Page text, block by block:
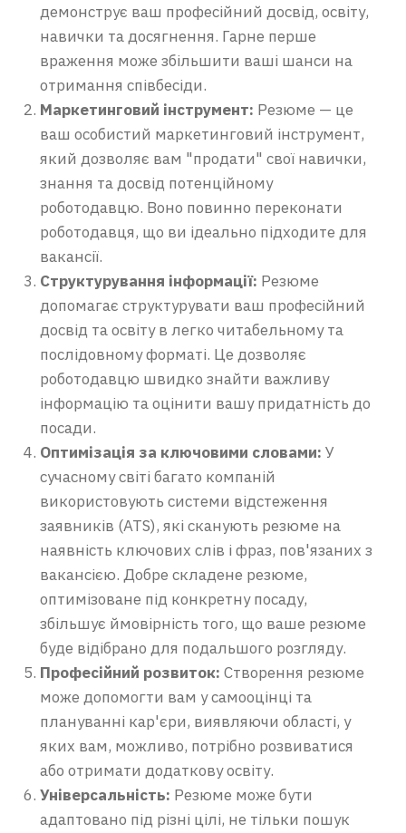
демонструє ваш професійний досвід, освіту,
навички та досягнення. Гарне перше
враження може збільшити ваші шанси на
отримання співбесіди.
Маркетинговий інструмент: Резюме — це
ваш особистий маркетинговий інструмент,
який дозволяє вам "продати" свої навички,
знання та досвід потенційному
роботодавцю. Воно повинно переконати
роботодавця, що ви ідеально підходите для
вакансії.
Структурування інформації: Резюме
допомагає структурувати ваш професійний
досвід та освіту в легко читабельному та
послідовному форматі. Це дозволяє
роботодавцю швидко знайти важливу
інформацію та оцінити вашу придатність до
посади.
Оптимізація за ключовими словами: У
сучасному світі багато компаній
використовують системи відстеження
заявників (ATS), які сканують резюме на
наявність ключових слів і фраз, пов'язаних з
вакансією. Добре складене резюме,
оптимізоване під конкретну посаду,
збільшує ймовірність того, що ваше резюме
буде відібрано для подальшого розгляду.
Професійний розвиток: Створення резюме
може допомогти вам у самооцінці та
плануванні кар'єри, виявляючи області, у
яких вам, можливо, потрібно розвиватися
або отримати додаткову освіту.
Універсальність: Резюме може бути
адаптовано під різні цілі, не тільки пошук